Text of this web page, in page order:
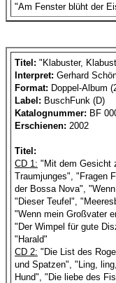
"Am Fenster blüht der
Titel: "Klabuster,
Interpret: Gerhard
Format: Doppel-Album
Label: BuschFunk (D)
Katalognummer: BF
Erschienen: 2002
Titel:
CD 1: "Mit dem Gesicht
Traumjunges", "Fragen
der Bossa Nova",
"Dieser Teufel",
"Wenn mein Großvater
"Der Wimpel für gute
"Harald"
CD 2: "Die List des
und Spatzen", "Ling,
Hund", "Die liebe des